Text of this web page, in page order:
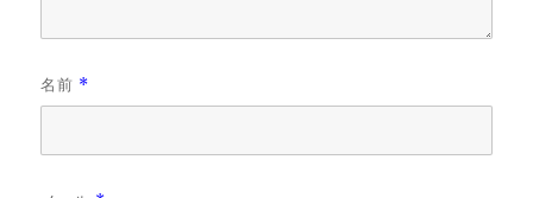
名前 *